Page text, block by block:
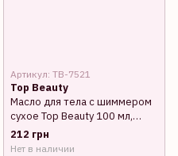
Артикул: TB-7521
Top Beauty
Масло для тела с шиммером
сухое Top Beauty 100 мл,
Золото
212 грн
Нет в наличии